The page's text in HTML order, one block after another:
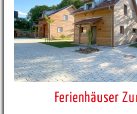
Ferienhäuser